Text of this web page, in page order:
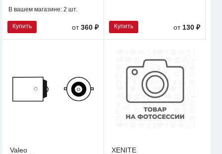
В вашем магазине: 2 шт.
Купить от360 ₽ Купить от130 ₽
Valeo
XENITE